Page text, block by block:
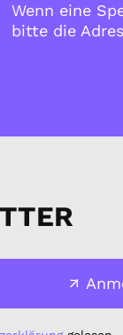
Wenn eine
bitte die